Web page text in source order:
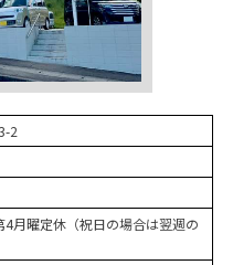
2
月曜定休（祝日の場合は翌週の